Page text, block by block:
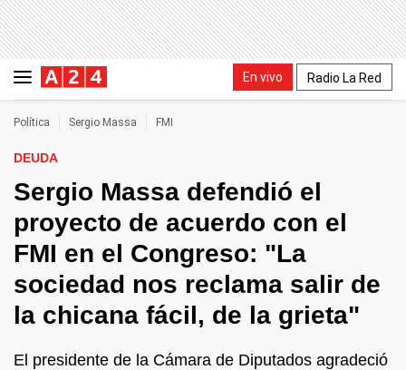
En vivo Radio La Red
Política Sergio Massa FMI
DEUDA
Sergio Massa defendió el
proyecto de acuerdo con el
FMI en el Congreso: "La
sociedad nos reclama salir de
la chicana fácil, de la grieta"
El presidente de la Cámara de Diputados agradeció